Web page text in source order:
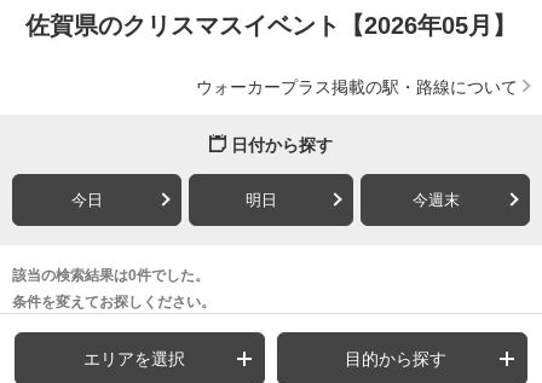
佐賀県のクリスマスイベント【2026年05月】
ウォーカープラス掲載の駅・路線について
日付から探す
今日 明日 今週末
該当の検索結果は0件でした。
条件を変えてお探しください。
エリアを選択 目的から探す